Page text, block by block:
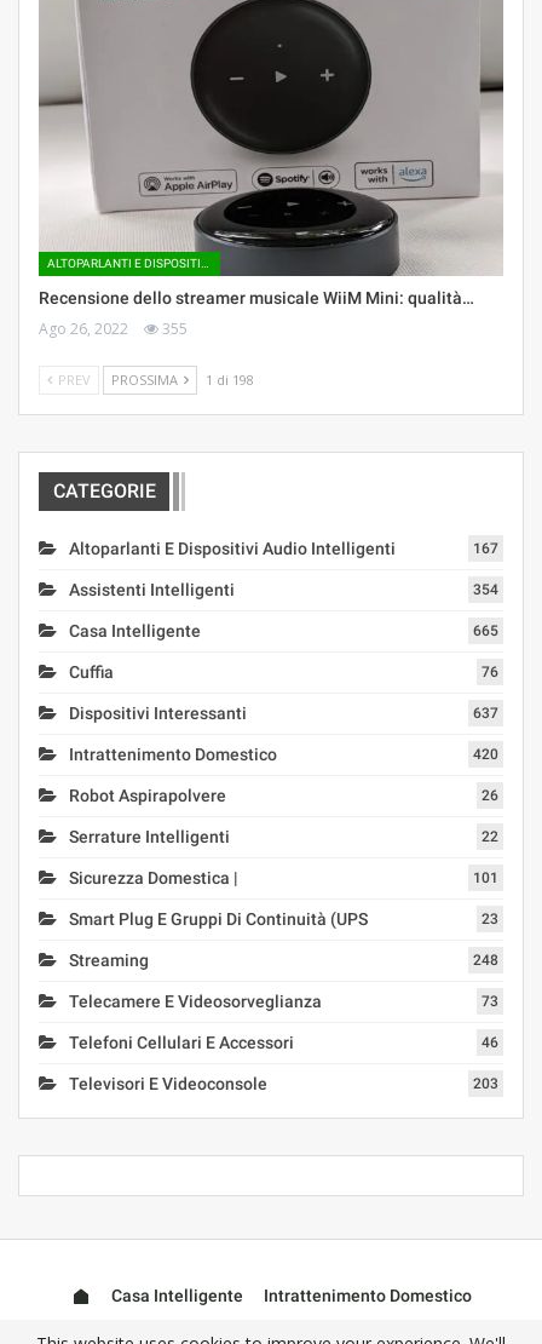
Recensione dello streamer musicale WiiM Mini: qualità…
Ago 26, 2022 355
PREV PROSSIMA 1 di 198
CATEGORIE
Altoparlanti E Dispositivi Audio Intelligenti 167
Assistenti Intelligenti 354
Casa Intelligente 665
Cuffia 76
Dispositivi Interessanti 637
Intrattenimento Domestico 420
Robot Aspirapolvere 26
Serrature Intelligenti 22
Sicurezza Domestica | 101
Smart Plug E Gruppi Di Continuità (UPS 23
Streaming 248
Telecamere E Videosorveglianza 73
Telefoni Cellulari E Accessori 46
Televisori E Videoconsole 203
Casa Intelligente
Intrattenimento Domestico